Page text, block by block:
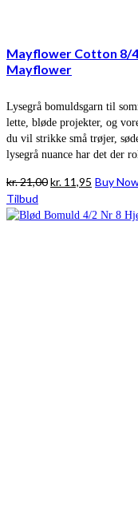
Mayflower Cotton 8/
Mayflower
Lysegrå bomuldsgarn til
lette, bløde projekter, og
du vil strikke små trøjer,
lysegrå nuance har det der
kr.21,00Den
pris
kr. 11,95 Den
pris
Buy
Tilbud